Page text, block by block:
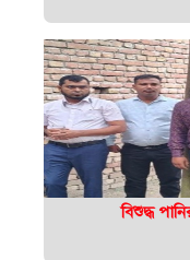
বিশুদ্ধ